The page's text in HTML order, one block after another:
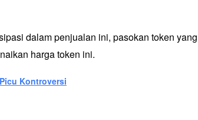
dalam penjualan ini, pasokan token yang
harga token ini.
Kontroversi